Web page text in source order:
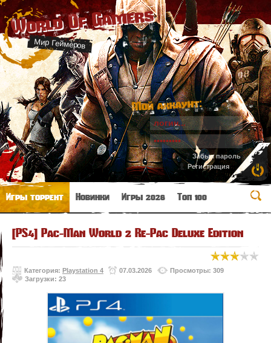
World Of Gamers
Мир Геймеров
Мой аккаунт:
Забыл пароль
Регистрация
Игры торрент Новинки Игры 2026 Топ 100
[PS4] Pac-Man World 2 Re-Pac Deluxe Edition
Категория: Playstation 4 07.03.2026
Просмотры: 309
Загрузки: 23